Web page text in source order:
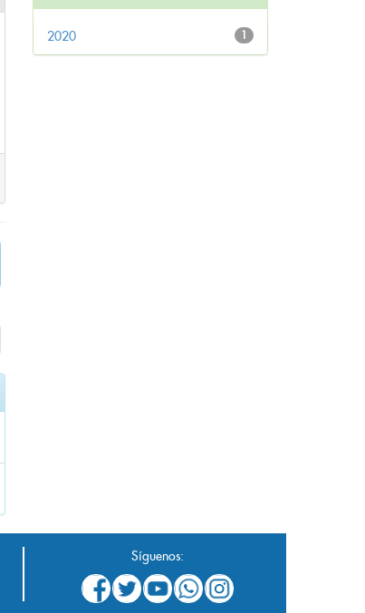
1
2020
Síguenos: